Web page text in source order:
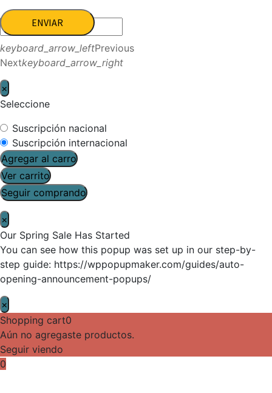
ENVIAR
keyboard_arrow_leftPrevious
Nextkeyboard_arrow_right
×
Seleccione
Suscripción nacional
Suscripción internacional
Agregar al carro
Ver carrito
Seguir comprando
×
Our Spring Sale Has Started
You can see how this popup was set up in our step-by-
step guide: https://wppopupmaker.com/guides/auto-
opening-announcement-popups/
×
Shopping cart0
Aún no agregaste productos.
Seguir viendo
0